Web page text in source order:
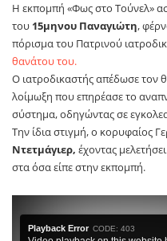
Η εκπομπή «Φως στο Τούνελ»
του 15μηνου Παναγιώτη,
πόρισμα του Πατρινού
θανάτου του.
Ο ιατροδικαστής απέδωσε τον
λοίμωξη που επηρέασε το
σύστημα, οδηγώντας σε
Την ίδια στιγμή, ο κορυφαίος
Ντετμάγιερ, έχοντας
στα όσα είπε στην εκπομπή.